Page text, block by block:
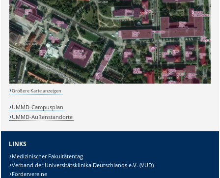
Lösung:
Größere Karte anzeigen
UMMD-Campusplan
UMMD-Außenstandorte
LINKS
Medizinischer Fakultätentag
Verband der Universitätsklinika Deutschlands e.V. (VUD)
Fördervereine